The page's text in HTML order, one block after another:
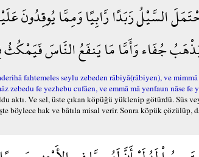
السَّيْلُ زَبَدًا رَّابِيًا وَمِمَّا يُوقِدُونَ
جُفَاء وَأَمَّا مَا يَنفَعُ النَّاسَ
fahtemeles seylu zebeden râbiyâ(râbiyen), ve
fe yezhebu cufâen, ve emmâ mâ yenfaun nâse
Ve sel, üste çıkan köpüğü yüklenip götürdü. Süs
hak ve bâtıla misal verir. Sonra köpük çözülüp,